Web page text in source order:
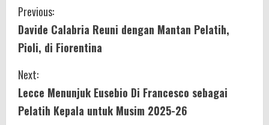
C
o
n
t
i
Previous:
Davide Calabria Reuni dengan Mantan Pelatih,
Pioli, di Fiorentina
Next:
Lecce Menunjuk Eusebio Di Francesco sebagai
Pelatih Kepala untuk Musim 2025-26